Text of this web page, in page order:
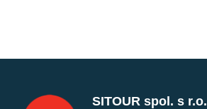
SITOUR spol. s r.o.